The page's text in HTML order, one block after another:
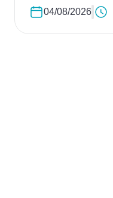
04/08/2026